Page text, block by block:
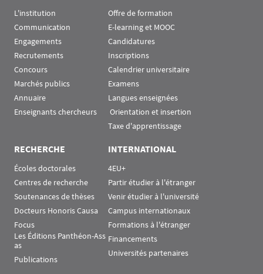
L'institution
Communication
Engagements
Recrutements
Concours
Marchés publics
Annuaire
Enseignants chercheurs
Offre de formation
E-learning et MOOC
Candidatures
Inscriptions
Calendrier universitaire
Examens
Langues enseignées
Orientation et insertion
Taxe d'apprentissage
RECHERCHE
Écoles doctorales
Centres de recherche
Soutenances de thèses
Docteurs Honoris Causa
Focus
Les Éditions Panthéon-Ass
as
Publications
INTERNATIONAL
4EU+
Partir étudier à l'étranger
Venir étudier à l'université
Campus internationaux
Formations à l'étranger
Financements
Universités partenaires